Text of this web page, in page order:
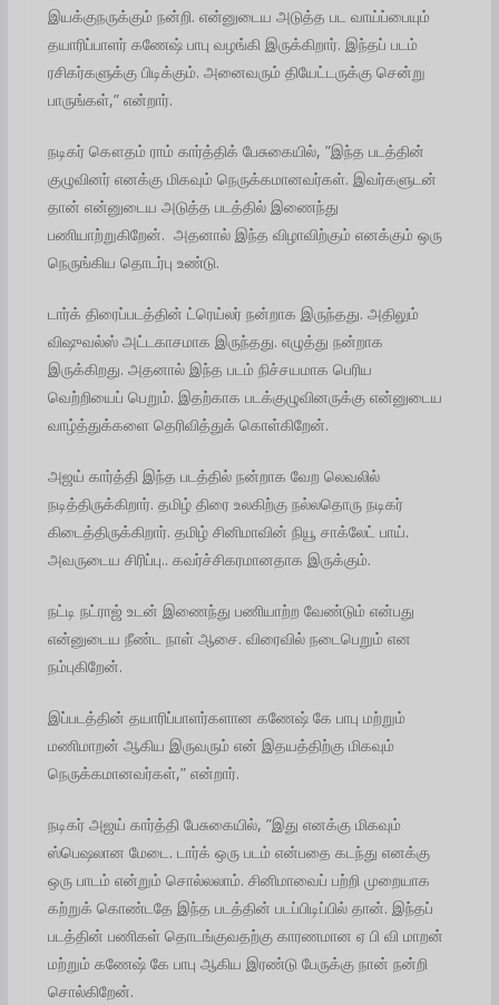
இயக்குநருக்கும் நன்றி. என்னுடைய அடுத்த பட வாய்ப்பையும்
தயாரிப்பாளர் கணேஷ் பாபு வழங்கி இருக்கிறார். இந்தப் படம்
ரசிகர்களுக்கு பிடிக்கும். அனைவரும் தியேட்டருக்கு சென்று
பாருங்கள்,” என்றார்.
நடிகர் கௌதம் ராம் கார்த்திக் பேசுகையில், ”இந்த படத்தின்
குழுவினர் எனக்கு மிகவும் நெருக்கமானவர்கள். இவர்களுடன்
தான் என்னுடைய அடுத்த படத்தில் இணைந்து
பணியாற்றுகிறேன். அதனால் இந்த விழாவிற்கும் எனக்கும் ஒரு
நெருங்கிய தொடர்பு உண்டு.
டார்க் திரைப்படத்தின் ட்ரெய்லர் நன்றாக இருந்தது. அதிலும்
விஷுவல்ஸ் அட்டகாசமாக இருந்தது. எழுத்து நன்றாக
இருக்கிறது. அதனால் இந்த படம் நிச்சயமாக பெரிய
வெற்றியைப் பெறும். இதற்காக படக்குழுவினருக்கு என்னுடைய
வாழ்த்துக்களை தெரிவித்துக் கொள்கிறேன்.
அஜய் கார்த்தி இந்த படத்தில் நன்றாக வேற லெவலில்
நடித்திருக்கிறார். தமிழ் திரை உலகிற்கு நல்லதொரு நடிகர்
கிடைத்திருக்கிறார். தமிழ் சினிமாவின் நியூ சாக்லேட் பாய்.
அவருடைய சிரிப்பு.. கவர்ச்சிகரமானதாக இருக்கும்.
நட்டி நட்ராஜ் உடன் இணைந்து பணியாற்ற வேண்டும் என்பது
என்னுடைய நீண்ட நாள் ஆசை. விரைவில் நடைபெறும் என
நம்புகிறேன்.
இப்படத்தின் தயாரிப்பாளர்களான கணேஷ் கே பாபு மற்றும்
மணிமாறன் ஆகிய இருவரும் என் இதயத்திற்கு மிகவும்
நெருக்கமானவர்கள்,” என்றார்.
நடிகர் அஜய் கார்த்தி பேசுகையில், ”இது எனக்கு மிகவும்
ஸ்பெஷலான மேடை. டார்க் ஒரு படம் என்பதை கடந்து எனக்கு
ஒரு பாடம் என்றும் சொல்லலாம். சினிமாவைப் பற்றி முறையாக
கற்றுக் கொண்டதே இந்த படத்தின் படப்பிடிப்பில் தான். இந்தப்
படத்தின் பணிகள் தொடங்குவதற்கு காரணமான ஏ பி வி மாறன்
மற்றும் கணேஷ் கே பாபு ஆகிய இரண்டு பேருக்கு நான் நன்றி
சொல்கிறேன்.